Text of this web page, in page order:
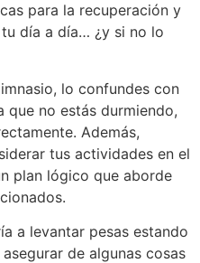
para la recuperación y
día a día… ¿y si no lo
lo confundes con
no estás durmiendo,
Además,
tus actividades en el
plan lógico que aborde
a levantar pesas estando
de algunas cosas